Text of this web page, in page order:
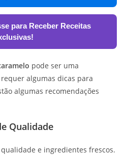
para Receber Receitas
pode ser uma
algumas dicas para
algumas recomendações
Qualidade
e ingredientes frescos.